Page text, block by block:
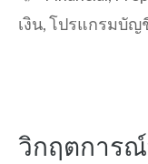
เงิน,โปรแกรมบัญ
วิกฤตการณ์